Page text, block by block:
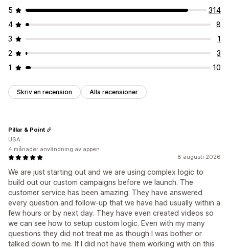
5
314
4
8
3
1
2
3
1
10
Skriv en recension Alla recensioner
8 augusti 2026
We are just starting out and we are using complex logic to
build out our custom campaigns before we launch. The
customer service has been amazing. They have answered
every question and follow-up that we have had usually within a
few hours or by next day. They have even created videos so
we can see how to setup custom logic. Even with my many
questions they did not treat me as though I was bother or
talked down to me. If I did not have them working with on this
Pillar & Point
USA
4 månader användning av appen